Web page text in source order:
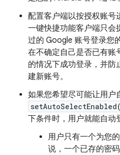
配置客户端以按授权账号
一键快捷功能客户端只会
过的 Google 账号登录您
在不确定自己是否已有账
的情况下成功登录，并防
建新账号。
如果您希望尽可能让用户
下条件时，用户就能自动
用户只有一个为您
说，一个已存的密